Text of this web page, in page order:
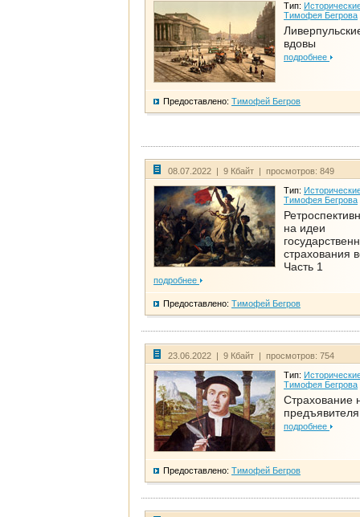
Тип:
Тимофея Бегрова
вдовы
подробнее
Предоставлено: Тимофей Бегров
08.07.2022 | 9 Кбайт | просмотров: 849
Тип:
Тимофея Бегрова
на идеи
страхования
Часть 1
подробнее
Предоставлено: Тимофей Бегров
23.06.2022 | 9 Кбайт | просмотров: 754
Тип:
Тимофея Бегрова
Страхование
предъявителя
подробнее
Предоставлено: Тимофей Бегров